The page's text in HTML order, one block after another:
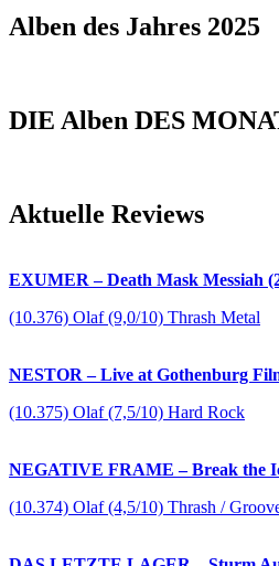
Alben des Jahres 2025
DIE Alben DES
Aktuelle Reviews
EXUMER – Death Mask Messiah
(10.376) Olaf (9,0/10) Thrash Metal
NESTOR – Live at Gothenburg
(10.375) Olaf (7,5/10) Hard Rock
NEGATIVE FRAME – Break the
(10.374) Olaf (4,5/10) Thrash /